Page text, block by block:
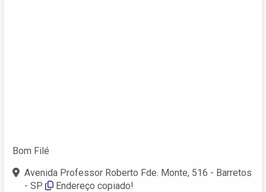
Bom Filé
Avenida Professor Roberto Fde. Monte, 516 - Barretos
- SP
Endereço copiado!